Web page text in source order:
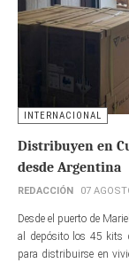
INTERNACIONAL
Distribuyen en
desde Argentina
REDACCIÓN 07
Desde el puerto de
al depósito los 45 kits
para distribuirse en